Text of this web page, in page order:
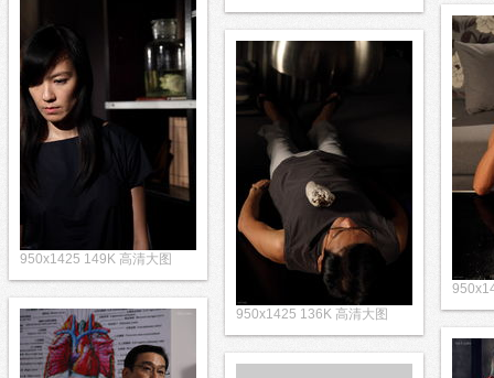
950x1425 149K 高清大图
950x1425 136K 高清大图